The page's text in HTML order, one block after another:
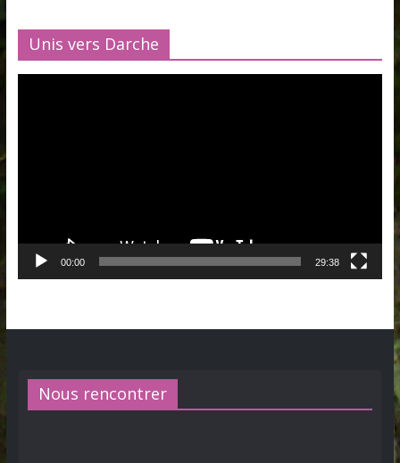
Unis vers Darche
00:00 29:38
Nous rencontrer